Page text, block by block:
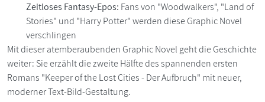
Zeitloses Fantasy-Epos: Fans von "Woodwalkers", "Land of
Stories" und "Harry Potter" werden diese Graphic Novel
verschlingen
Mit dieser atemberaubenden Graphic Novel geht die Geschichte
weiter: Sie erzählt die zweite Hälfte des spannenden ersten
Romans "Keeper of the Lost Cities - Der Aufbruch" mit neuer,
moderner Text-Bild-Gestaltung.